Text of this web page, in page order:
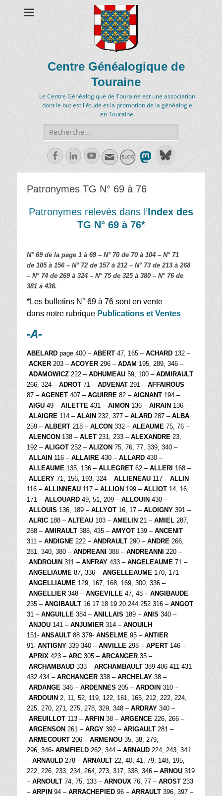
Centre Généalogique de
Touraine
Le Centre Généalogique de Touraine est une association
dont le but est l'étude et la promotion de la généalogie
en Touraine.
Recherche
de:
FacebookLinkedln
Youtube
Patronymes TG N° 69 à 76
Patronymes relevés dans l’Index des
TG N° 69 à 76*
N° 69 de la page 1 à 69 – N° 70 de 70 à 104 – N° 71
de 105 à 156 – N° 72 de 157 à 212 – N° 73 de 213 à 268
– N° 74 de 269 à 324 – N° 75 de 325 à 380 – N° 76 de
381 à 436.
*Les bulletins N° 69 à 76 sont en vente
dans notre rubrique Publications et Ventes
-A-
ABELARD page 400 – ABERT 47, 165 – ACHARD 132 –
ACKER 203 – ACOYER 296 – ADAM 195, 289, 346 –
ADAMOWICZ 222 – ADHUMEAU 59, 100 – ADMIRAULT
266, 324 – ADROT 71 – ADVENAT 291 – AFFAIROUS
87 – AGENET 407 – AGUIRRE 82 – AIGNANT 194 –
AIGU 49 – AILETTE 431 – AIMON 136 – AIRAIN 136 –
ALAIGRE 114 – ALAIN 232, 377 – ALARD 287 – ALBA
259 – ALBERT 218 – ALCON 332 – ALEAUME 75, 76 –
ALENCON 138 – ALET 231, 233 – ALEXANDRE 23,
192 – ALIGOT 252 – ALIZON 75, 76, 77, 339, 340 –
ALLAIN 116 – ALLAIRE 430 – ALLARD 430 –
ALLEAUME 135, 136 – ALLEGRET 62 – ALLERI 168 –
ALLERY 71, 156, 193, 324 – ALLIENEAU 117 – ALLIN
116 – ALLINNEAU 117 – ALLION 199 – ALLIOT 14, 16,
171 – ALLOUARD 49, 51, 209 – ALLOUIN 430 –
ALLOUIS 136, 189 – ALLYOT 16, 17 – ALOIGNY 391 –
ALRIC 188 – ALTEAU 103 – AMELIN 21 – AMIEL 287,
288 – AMIRAULT 388, 435 – AMYOT 139 – ANCENIT
311 – ANDIGNE 222 – ANDRAULT 290 – ANDRE 266,
281, 340, 380 – ANDREANI 388 – ANDREANNI
220 –
ANDROUIN 311 – ANFRAY 433 – ANGELEAUME 71 –
ANGELIAUME 87, 336 – ANGELLEAUME 170, 171 –
ANGELLIAUME 129, 167, 168, 169, 300, 336 –
ANGELLIER 348 – ANGEVILLE 47, 48 – ANGIBAUDE
235 – ANGIBAULT 16 17 18 19 20 244 252 316 – ANGOT
31 – ANGUILLE 384 – ANILLAIS 189 – ANIS 340 –
ANJOU 141 – ANJUMIER 314 – ANOUILH
151- ANSAULT 88 379- ANSELME 95 – ANTIER
91- ANTIGNY 339 340 – ANVILLE 298 – APERT 146 –
APRIX 423 – ARC 305 – ARCANGER 35 –
ARCHAMBAUD 333 – ARCHAMBAULT 389 406 411 431
432 434 – ARCHANGER 338 – ARCHELAY 38 –
ARDANGE 346 – ARDENNES 205 – ARDOIN 310 –
ARDOUIN 2, 11, 52, 119, 122, 161, 165, 212, 222, 224,
225, 270, 271, 275, 278, 329, 348 – ARDRAY 340 –
AREUILLOT 113 – ARFIN 38 – ARGENCE 226, 266 –
ARGENSON 261 – ARGY 392 – ARIGAULT 281 –
ARMECOURT 206 – ARMENOU 35, 38, 279,
296, 346- ARMFIELD 262, 344 – ARNAUD 224, 243, 341
– ARNAULD 278 – ARNAULT 22, 40, 41, 79, 148, 195,
222, 226, 233, 234, 264, 273, 317, 338, 346 – ARNOU 319
– ARNOULT 74, 75, 133 – ARNOUX 76, 77 – AROST 233
– ARPIN 94 – ARRACHEPIED 96 – ARRAULT 396, 397 –